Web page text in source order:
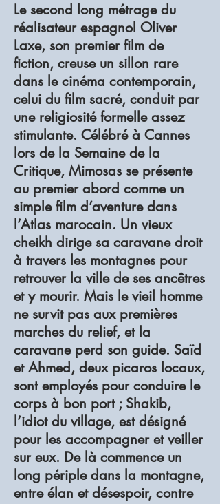
Le second long métrage du
réalisateur espagnol Oliver
Laxe, son premier film de
fiction, creuse un sillon rare
dans le cinéma contemporain,
celui du film sacré, conduit par
une religiosité formelle assez
stimulante. Célébré à Cannes
lors de la Semaine de la
Critique, Mimosas se présente
au premier abord comme un
simple film d’aventure dans
l’Atlas marocain. Un vieux
cheikh dirige sa caravane droit
à travers les montagnes pour
retrouver la ville de ses ancêtres
et y mourir. Mais le vieil homme
ne survit pas aux premières
marches du relief, et la
caravane perd son guide. Saïd
et Ahmed, deux picaros locaux,
sont employés pour conduire le
corps à bon port ; Shakib,
l’idiot du village, est désigné
pour les accompagner et veiller
sur eux. De là commence un
long périple dans la montagne,
entre élan et désespoir, contre